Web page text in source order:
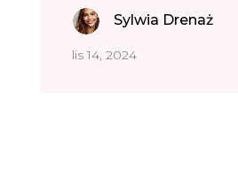
Sylwia Drenaż
lis 14, 2024